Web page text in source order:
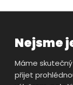
Nejsme
Máme
přijet